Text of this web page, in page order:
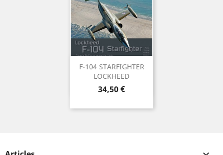
F-104 STARFIGHTER
LOCKHEED
Preu
34,50 €